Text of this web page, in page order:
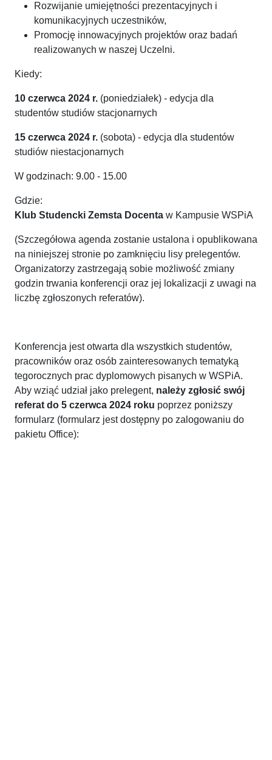
Rozwijanie umiejętności prezentacyjnych i
komunikacyjnych uczestników,
Promocję innowacyjnych projektów oraz badań
realizowanych w naszej Uczelni.
Kiedy:
10 czerwca 2024 r. (poniedziałek) - edycja dla
studentów studiów stacjonarnych
15 czerwca 2024 r. (sobota) - edycja dla studentów
studiów niestacjonarnych
W godzinach: 9.00 - 15.00
Gdzie:
Klub Studencki Zemsta Docenta w Kampusie WSPiA
(Szczegółowa agenda zostanie ustalona i opublikowana
na niniejszej stronie po zamknięciu lisy prelegentów.
Organizatorzy zastrzegają sobie możliwość zmiany
godzin trwania konferencji oraz jej lokalizacji z uwagi na
liczbę zgłoszonych referatów).
Konferencja jest otwarta dla wszystkich studentów,
pracowników oraz osób zainteresowanych tematyką
tegorocznych prac dyplomowych pisanych w WSPiA.
Aby wziąć udział jako prelegent, należy zgłosić swój
referat do 5 czerwca 2024 roku poprzez poniższy
formularz (formularz jest dostępny po zalogowaniu do
pakietu Office):